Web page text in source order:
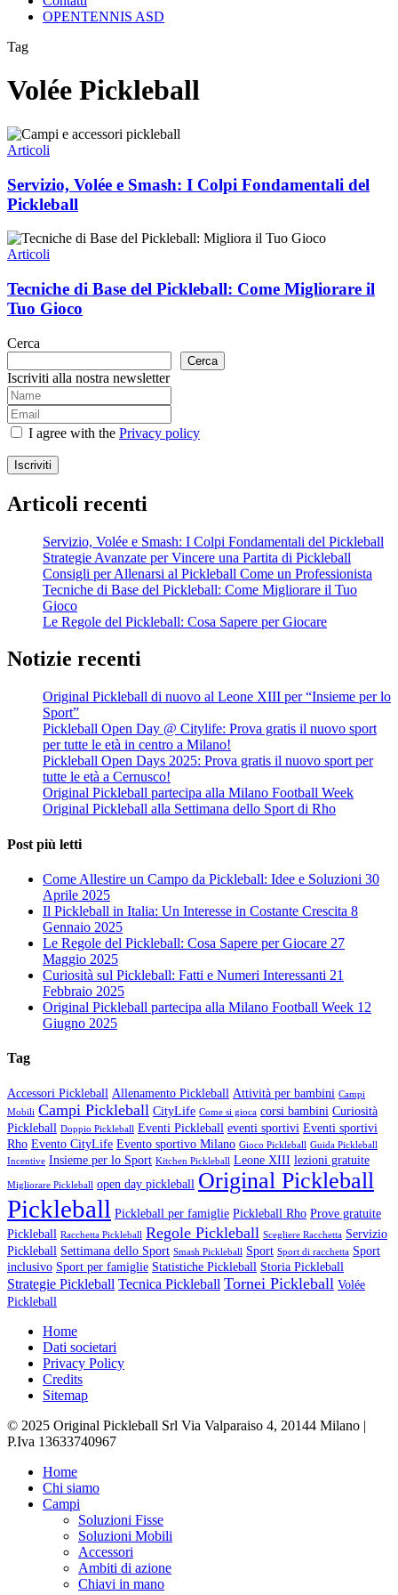
OPENTENNIS ASD
Tag
Volée Pickleball
Servizio,
Volée
Smash:
I
Colpi
Fondamentali
del
Pickleball
Articoli
Servizio, Volée e Smash: I Colpi Fondamentali del
Pickleball
Tecniche
di
del
Pickleball:
Come
il
Gioco
Articoli
Tecniche di Base del Pickleball: Come Migliorare il
Tuo Gioco
Cerca
Cerca
Iscriviti alla nostra newsletter
I agree with the Privacy policy
Iscriviti
Articoli recenti
Servizio, Volée e Smash: I Colpi Fondamentali del Pickleball
Strategie Avanzate per Vincere una Partita di Pickleball
Consigli per Allenarsi al Pickleball Come un Professionista
Tecniche di Base del Pickleball: Come Migliorare il Tuo
Gioco
Le Regole del Pickleball: Cosa Sapere per Giocare
Notizie recenti
Original Pickleball di nuovo al Leone XIII per “Insieme per lo
Sport”
Pickleball Open Day @ Citylife: Prova gratis il nuovo sport
per tutte le età in centro a Milano!
Pickleball Open Days 2025: Prova gratis il nuovo sport per
tutte le età a Cernusco!
Original Pickleball partecipa alla Milano Football Week
Original Pickleball alla Settimana dello Sport di Rho
Post più letti
Come Allestire un Campo da Pickleball: Idee e Soluzioni 30
Aprile 2025
Il Pickleball in Italia: Un Interesse in Costante Crescita 8
Gennaio 2025
Le Regole del Pickleball: Cosa Sapere per Giocare 27
Maggio 2025
Curiosità sul Pickleball: Fatti e Numeri Interessanti 21
Febbraio 2025
Original Pickleball partecipa alla Milano Football Week 12
Giugno 2025
Tag
Accessori Pickleball Allenamento Pickleball Attività per bambini Campi
Mobili Campi Pickleball CityLife Come si gioca corsi bambini Curiosità
Pickleball Doppio Pickleball Eventi Pickleball eventi sportivi Eventi sportivi
Rho Evento CityLife Evento sportivo Milano Gioco Pickleball Guida Pickleball
Incentive Insieme per lo Sport Kitchen Pickleball Leone XIII lezioni gratuite
Migliorare Pickleball open day pickleball Original Pickleball
Pickleball Pickleball per famiglie Pickleball Rho Prove gratuite
Pickleball Racchetta Pickleball Regole Pickleball Scegliere Racchetta Servizio
Pickleball Settimana dello Sport Smash Pickleball Sport Sport di racchetta Sport
inclusivo Sport per famiglie Statistiche Pickleball Storia Pickleball
Strategie Pickleball Tecnica Pickleball Tornei Pickleball Volée
Pickleball
Home
Dati societari
Privacy Policy
Credits
Sitemap
© 2025 Original Pickleball Srl Via Valparaiso 4, 20144 Milano |
P.Iva 13633740967
Close
Menu
Home
Chi siamo
Campi
Soluzioni Fisse
Soluzioni Mobili
Accessori
Ambiti di azione
Chiavi in mano